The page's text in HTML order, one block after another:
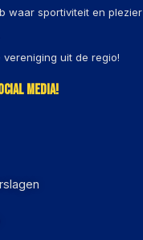
waar sportiviteit en plezier
vereniging uit de regio!
media!